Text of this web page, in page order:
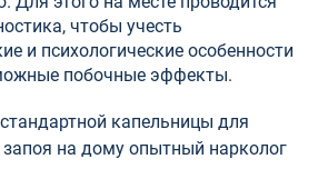
чтобы учесть
и психологические особенности
побочные эффекты.
капельницы для
на дому опытный нарколог